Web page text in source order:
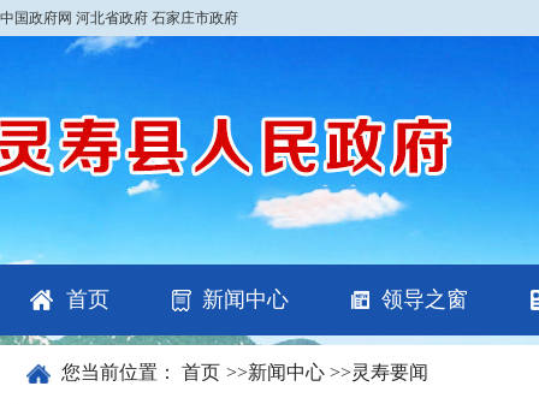
中国政府网 河北省政府 石家庄市政府
首页 新闻中心 领导之窗
您当前位置： 首页 >>新闻中心 >>灵寿要闻